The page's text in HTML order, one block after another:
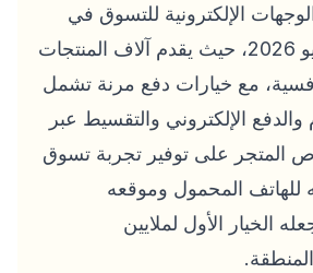
الإلكترونية للتسوق في
المنطقة خلال يوليو 2026، حيث يقدم آلاف المنتجات
مع خيارات دفع مرنة تشمل
والدفع الإلكتروني والتقسيط عبر
المتجر على توفير تجربة تسوق
للهاتف المحمول وموقعه
الخيار الأول لملايين